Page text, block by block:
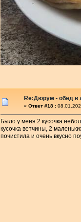
Re:Дюрум - обед в
« Ответ #18 :
Было у меня 2 кусочка
кусочка ветчины, 2
почистила и очень вкусно